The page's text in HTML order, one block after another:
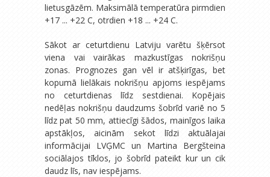
lietusgāzēm. Maksimālā temperatūra pirmdien
+17 ... +22 C, otrdien +18 ... +24 C.
Sākot ar ceturtdienu Latviju varētu šķērsot
viena vai vairākas mazkustīgas nokrišņu
zonas. Prognozes gan vēl ir atšķirīgas, bet
kopumā lielākais nokrišņu apjoms iespējams
no ceturtdienas līdz sestdienai. Kopējais
nedēļas nokrišņu daudzums šobrīd variē no 5
līdz pat 50 mm, attiecīgi šādos, mainīgos laika
apstākļos, aicinām sekot līdzi aktuālajai
informācijai LVĢMC un Martina Bergšteina
sociālajos tīklos, jo šobrīd pateikt kur un cik
daudz līs, nav iespējams.